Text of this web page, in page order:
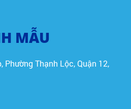
MẪU
Phường Thạnh Lộc, Quận 12,